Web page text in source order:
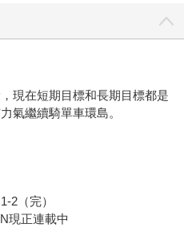
現在短期目標和長期目標都是
氣繼續騎單車環島。
2（完）
現正連載中